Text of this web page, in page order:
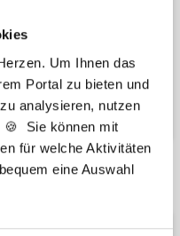
Um Ihnen das
Portal zu bieten und
analysieren, nutzen
🍪 Sie können mit
für welche Aktivitäten
eine Auswahl
Wir fördern